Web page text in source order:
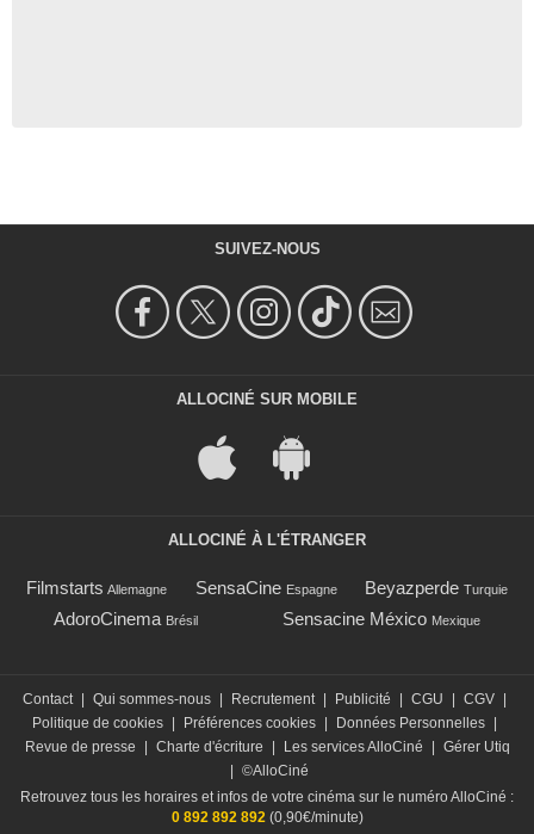
SUIVEZ-NOUS
ALLOCINÉ SUR MOBILE
ALLOCINÉ À L'ÉTRANGER
Filmstarts Allemagne SensaCine Espagne Beyazperde Turquie
AdoroCinema Brésil Sensacine México Mexique
Contact Qui sommes-nous Recrutement Publicité CGU CGV
Politique de cookies
Préférences cookies Données Personnelles
Revue de presse
Charte d'écriture Les services AlloCiné
Gérer Utiq
©AlloCiné
Retrouvez tous les horaires et infos de votre cinéma sur le numéro AlloCiné :
0 892 892 892(0,90€/minute)